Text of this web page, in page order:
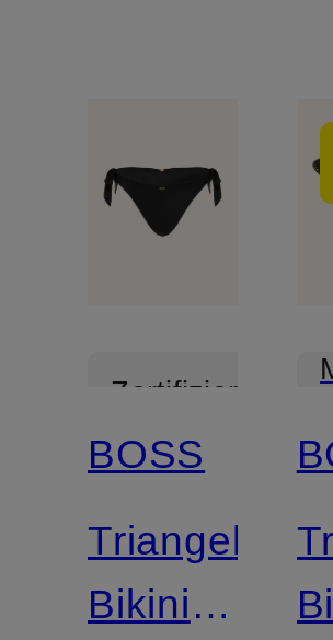
Zertifiziert
Mix &
Match
BOSS
Triangel-
Bikini-